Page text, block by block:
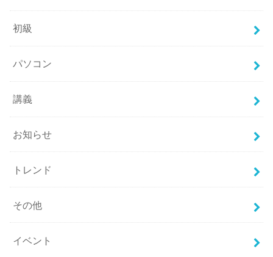
初級
パソコン
講義
お知らせ
トレンド
その他
イベント